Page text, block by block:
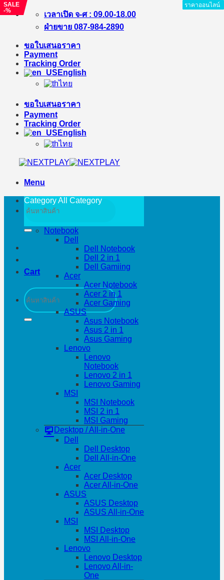
Skip
เวลาเปิด จ-ศ : 09.00-18.00
ฝ่ายขาย 087-984-2890
ขอใบเสนอราคา
Payment
Tracking Order
English
ไทย
ขอใบเสนอราคา
Payment
Tracking Order
English
ไทย
Menu
Search
for:
Cart
Search
for:
Category All Category
Notebook
Dell
Dell Notebook
Dell 2 in 1
Dell Gamiing
Acer
Acer Notebook
Acer 2 in 1
Acer Gaming
ASUS
Asus Notebook
Asus 2 in 1
Asus Gaming
Lenovo
Lenovo
Notebook
Lenovo 2 in 1
Lenovo Gaming
MSI
MSI Notebook
MSI 2 in 1
MSI Gaming
Desktop / All-in-One
Dell
Dell Desktop
Dell All-in-One
Acer
Acer Desktop
Acer All-in-One
ASUS
ASUS Desktop
ASUS All-in-One
MSI
MSI Desktop
MSI All-in-One
Lenovo
Lenovo Desktop
Lenovo All-in-
One
ราคาออนไลน์
ราคาออนไลน์
ราคาออนไลน์
ราคาออนไลน์
SALE
-%
ราคาออนไลน์
ราคาออนไลน์
ราคาออนไลน์